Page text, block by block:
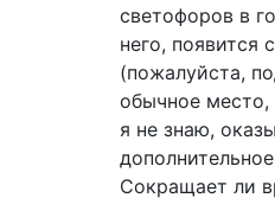
светофоров в
него, появится
(пожалуйста,
обычное
я не знаю,
Сокращает ли